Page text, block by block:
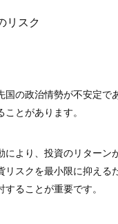
国の政治情勢が不安定で
とがあります。
により、投資のリターン
リスクを最小限に抑える
ることが重要です。